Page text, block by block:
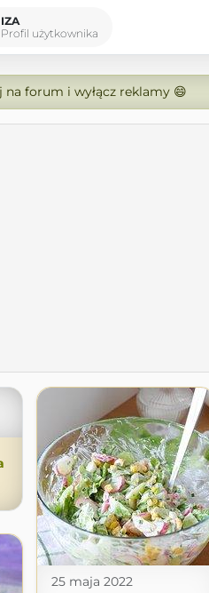
IZA
Profil użytkownika
forum i wyłącz reklamy 😄
25 maja 2022